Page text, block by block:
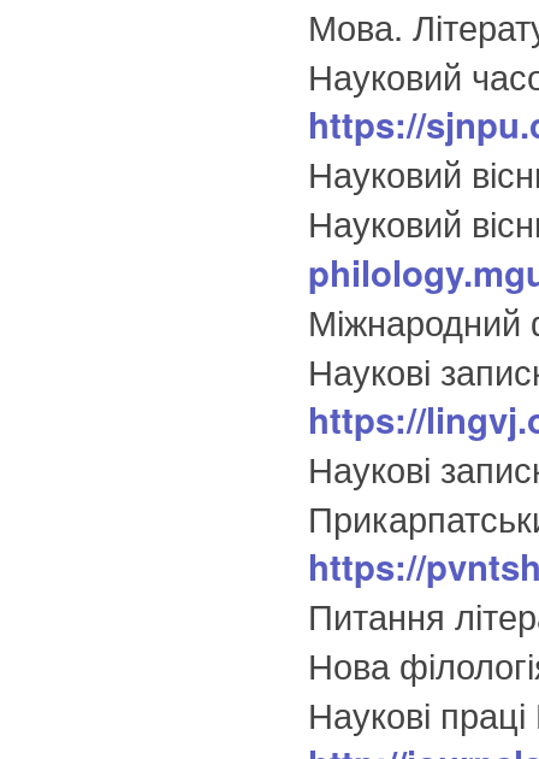
Мова.
Науковий
https://
Науковий
Науковий
Міжнародний
Наукові
https://
Наукові
https://
Питання
Нова
Наукові